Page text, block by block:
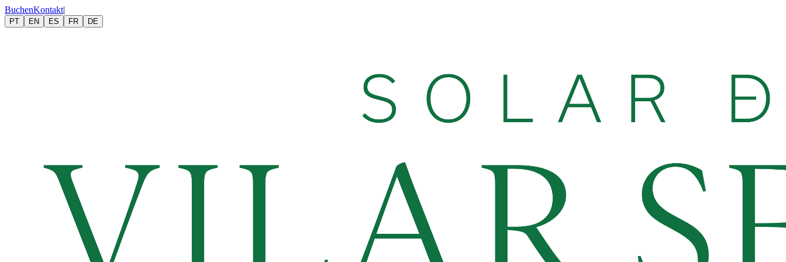
BuchenKontakt|
PT EN ES FR DE